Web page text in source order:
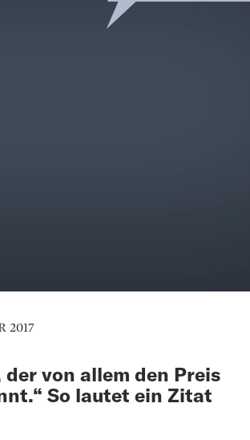
2017
von allem den Preis
So lautet ein Zitat